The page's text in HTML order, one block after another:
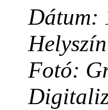
Dátum:
Fotó: